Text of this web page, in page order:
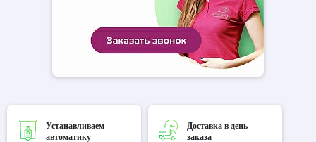
Устанавливаем
автоматику
Доставка в день
заказа